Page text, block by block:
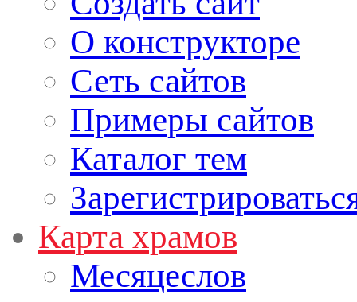
О конструкторе
Сеть сайтов
Примеры сайтов
Каталог тем
Карта храмов
Месяцеслов